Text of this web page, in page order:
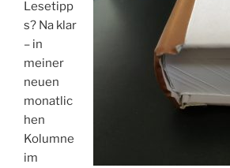
Lesetipp
s? Na klar
– in
meiner
neuen
monatlic
hen
Kolumne
im